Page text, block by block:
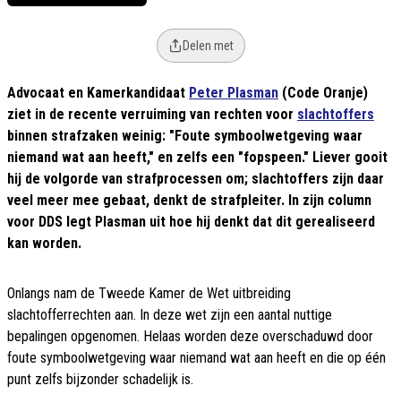
Delen met
Advocaat en Kamerkandidaat Peter Plasman (Code Oranje)
ziet in de recente verruiming van rechten voor slachtoffers
binnen strafzaken weinig: "Foute symboolwetgeving waar
niemand wat aan heeft," en zelfs een "fopspeen." Liever gooit
hij de volgorde van strafprocessen om; slachtoffers zijn daar
veel meer mee gebaat, denkt de strafpleiter. In zijn column
voor DDS legt Plasman uit hoe hij denkt dat dit gerealiseerd
kan worden.
Onlangs nam de Tweede Kamer de Wet uitbreiding
slachtofferrechten aan. In deze wet zijn een aantal nuttige
bepalingen opgenomen. Helaas worden deze overschaduwd door
foute symboolwetgeving waar niemand wat aan heeft en die op één
punt zelfs bijzonder schadelijk is.